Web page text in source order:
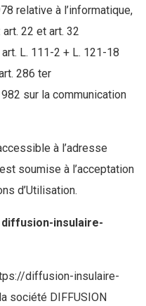
relative à l’informatique,
22 et art. 32
L. 111-2 + L. 121-18
286 ter
sur la communication
à l’adresse
soumise à l’acceptation
d’Utilisation.
insulaire-
diffusion-insulaire-
société DIFFUSION